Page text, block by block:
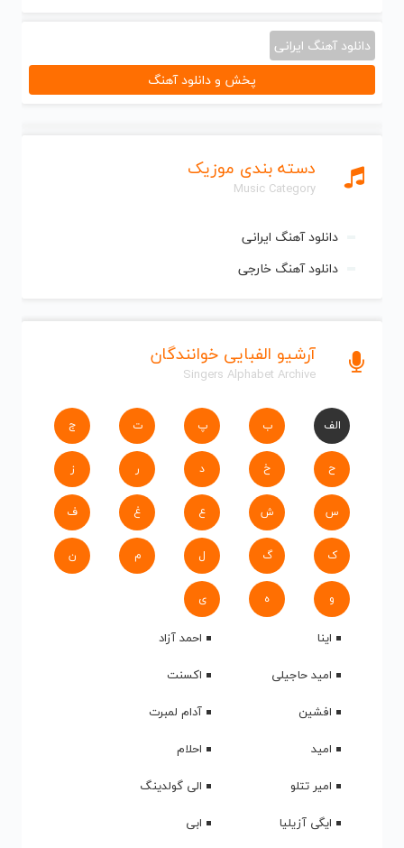
دسته بندی موزیک
Music Category
دانلود آهنگ ایرانی
دانلود آهنگ خارجی
آرشیو الفبایی خوانندگان
Singers Alphabet Archive
الف ب پ ت ج
ح خ د ر ز
س ش ع غ ف
ک گ ل م ن
و ه ی
اینا
احمد آزاد
امید حاجیلی
اکسنت
افشین
آدام لمبرت
امید
احلام
امیر تتلو
الی گولدینگ
ایگی آزیلیا
ابی
دانلود آهنگ ایرانی
پخش و دانلود آهنگ